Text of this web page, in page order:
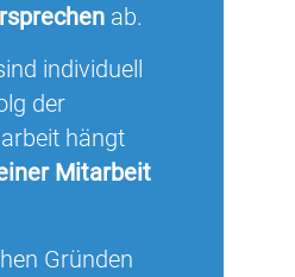
ab.
individuell
der
hängt
Mitarbeit
Gründen